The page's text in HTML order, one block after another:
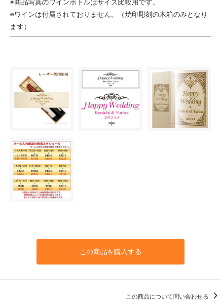
※ワインは付属されておりません。（焼印彫刻の木箱のみとなり
ます）
この商品を購入する
この商品について問い合わせる